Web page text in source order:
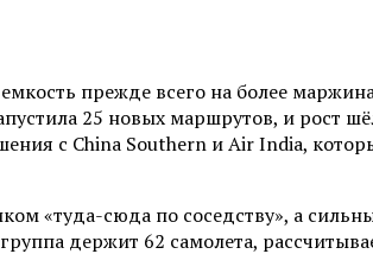
прежде всего на более
25 новых маршрутов, и рост
с China Southern и Air India,
«туда-сюда по соседству», а
держит 62 самолета,